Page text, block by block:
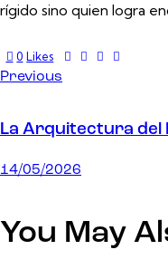
rígido sino quien logra
0 Likes
de
entradas
Previous
La Arquitectura del
14/05/2026
You May